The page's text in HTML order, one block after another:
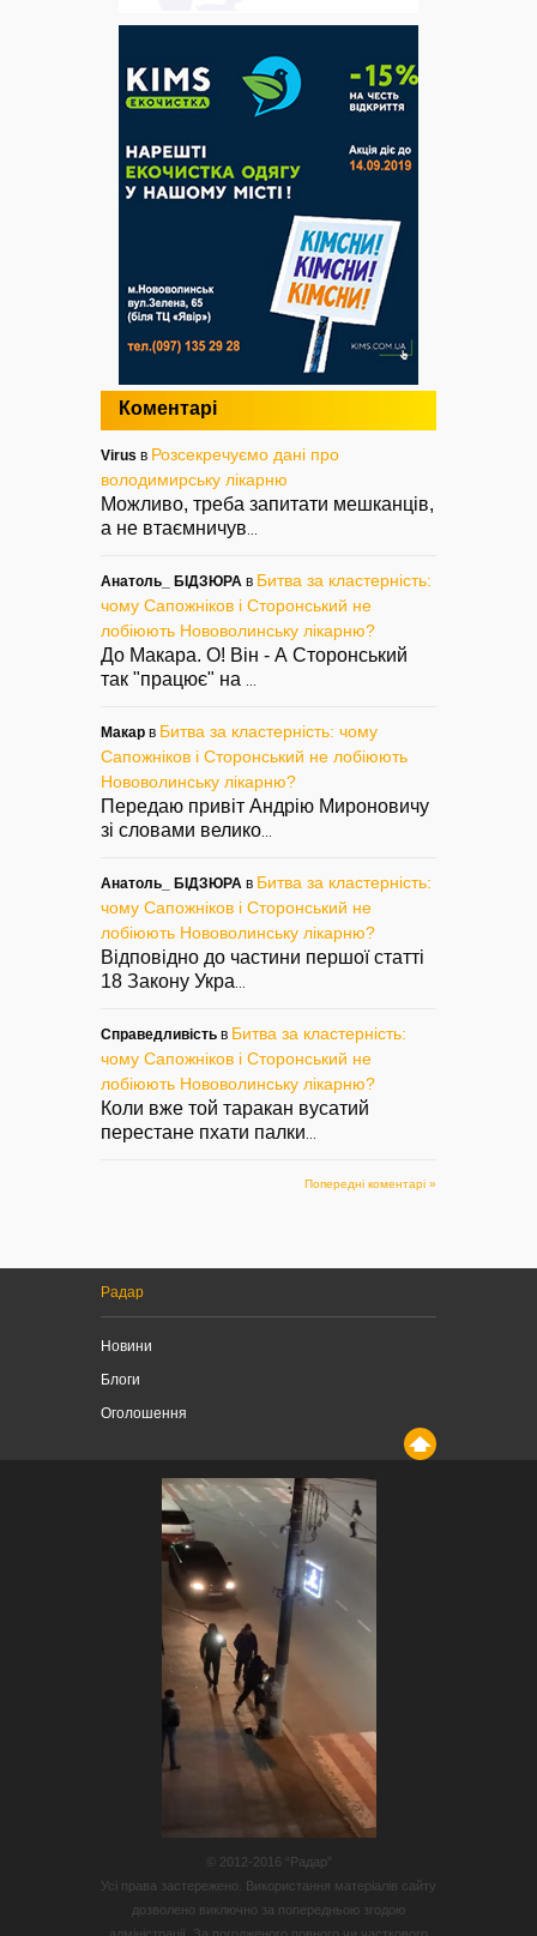
Коментарі
Virus в Розсекречуємо дані про
володимирську лікарню
Можливо, треба запитати мешканців,
а не втаємничув
Анатоль_ БІДЗЮРА в Битва за кластерність:
чому Сапожніков і Сторонський не
лобіюють Нововолинську лікарню?
До Макара. О! Він - А Сторонський
так "працює" на
Макар в Битва за кластерність: чому
Сапожніков і Сторонський не лобіюють
Нововолинську лікарню?
Передаю привіт Андрію Мироновичу
зі словами велико
Анатоль_ БІДЗЮРА в Битва за кластерність:
чому Сапожніков і Сторонський не
лобіюють Нововолинську лікарню?
Відповідно до частини першої статті
18 Закону Укра
Справедливість в Битва за кластерність:
чому Сапожніков і Сторонський не
лобіюють Нововолинську лікарню?
Коли вже той таракан вусатий
перестане пхати палки
Попередні коментарі »
Радар
Новини
Блоги
Оголошення
© 2012-2016 “Радар”
Усі права застережено. Використання матеріалів сайту
дозволено виключно за попередньою згодою